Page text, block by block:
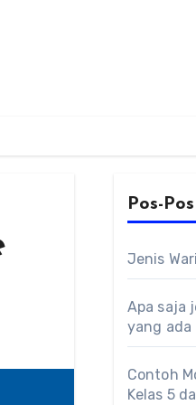
Pos-
Jenis
Apa saja
yang ada
Contoh
Kelas 5